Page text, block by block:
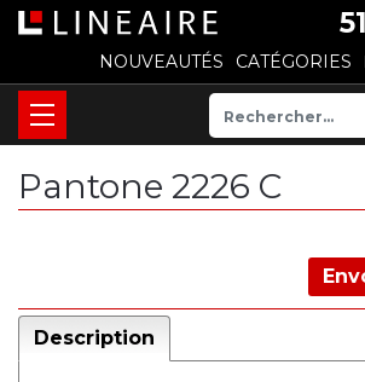
NOUVEAUTÉS CATÉGORIES
Pantone 2226 C
Description